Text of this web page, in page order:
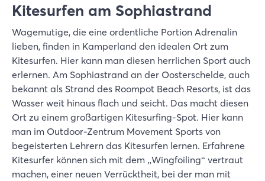
Kitesurfen am Sophiastrand
Wagemutige, die eine ordentliche Portion Adrenalin
lieben, finden in Kamperland den idealen Ort zum
Kitesurfen. Hier kann man diesen herrlichen Sport auch
erlernen. Am Sophiastrand an der Oosterschelde, auch
bekannt als Strand des Roompot Beach Resorts, ist das
Wasser weit hinaus flach und seicht. Das macht diesen
Ort zu einem großartigen Kitesurfing-Spot. Hier kann
man im Outdoor-Zentrum Movement Sports von
begeisterten Lehrern das Kitesurfen lernen. Erfahrene
Kitesurfer können sich mit dem „Wingfoiling“ vertraut
machen, einer neuen Verrücktheit, bei der man mit